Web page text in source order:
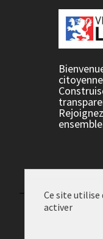
Ce site utilise
activer